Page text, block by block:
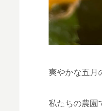
爽やかな五月
私たちの農園